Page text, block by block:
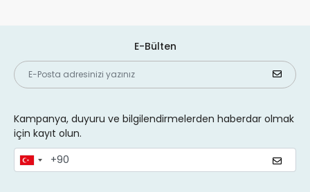
E-Bülten
Kampanya, duyuru ve bilgilendirmelerden haberdar olmak
için kayıt olun.